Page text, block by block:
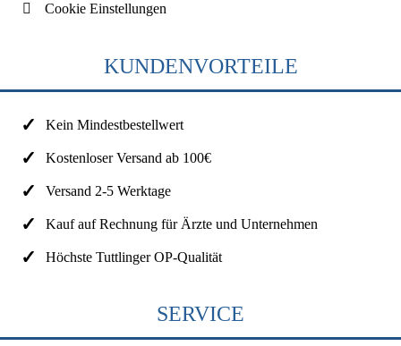
Cookie Einstellungen
KUNDENVORTEILE
Kein Mindestbestellwert
Kostenloser Versand ab 100€
Versand 2-5 Werktage
Kauf auf Rechnung für Ärzte und Unternehmen
Höchste Tuttlinger OP-Qualität
SERVICE